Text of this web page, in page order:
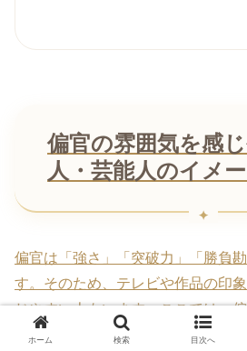
偏官の雰囲気を感
人・芸能人のイメ
偏官は「強さ」「突破力」「勝負
す。そのため、テレビや作品の印
じやすい人もいます。ここでは、
い人物のイメージ例として、生年
ホーム 検索 目次へ